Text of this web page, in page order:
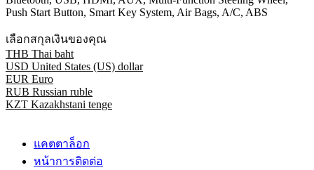
Push Start Button, Smart Key System, Air Bags, A/C, ABS
เลือกสกุลเงินของคุณ
THB Thai baht
USD United States (US) dollar
EUR Euro
RUB Russian ruble
KZT Kazakhstani tenge
แคตตาล็อก
หน้าการติดต่อ